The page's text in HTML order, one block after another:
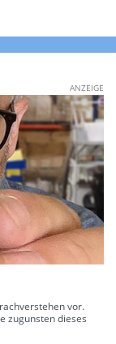
ANZEIGE
vor.
zugunsten dieses